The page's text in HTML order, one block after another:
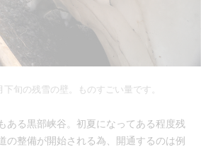
旬の残雪の壁。ものすごい量です。
ある黒部峡谷。初夏になってある程度残
の整備が開始される為、開通するのは例